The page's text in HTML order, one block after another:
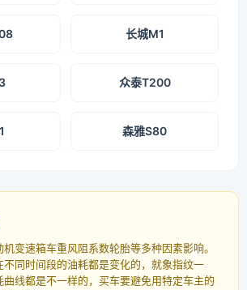
长城M1
众泰T200
森雅S80
变速箱车重风阻系数轮胎等多种因素影响。
不同时间段的油耗都是变化的，就象指纹一
线都是不一样的，买车要避免用特定车主的